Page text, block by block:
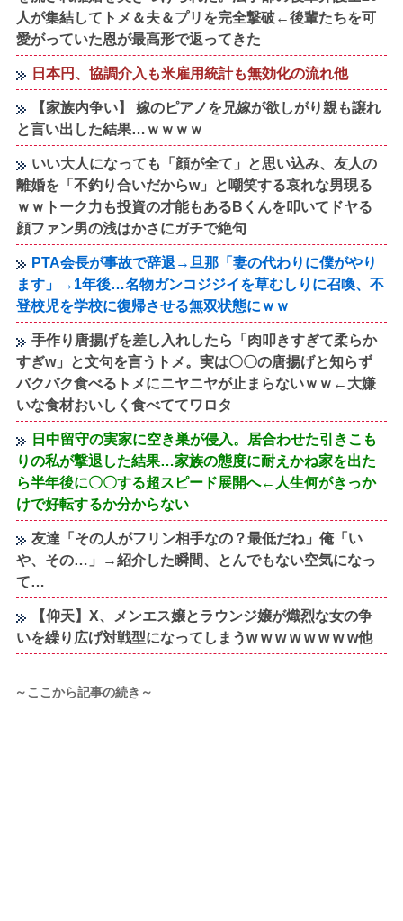
人が集結してトメ＆夫＆プリを完全撃破←後輩たちを可
愛がっていた恩が最高形で返ってきた
日本円、協調介入も米雇用統計も無効化の流れ他
【家族内争い】 嫁のピアノを兄嫁が欲しがり親も譲れ
と言い出した結果…ｗｗｗｗ
いい大人になっても「顔が全て」と思い込み、友人の
離婚を「不釣り合いだからw」と嘲笑する哀れな男現る
ｗｗトーク力も投資の才能もあるBくんを叩いてドヤる
顔ファン男の浅はかさにガチで絶句
PTA会長が事故で辞退→旦那「妻の代わりに僕がやり
ます」→1年後…名物ガンコジジイを草むしりに召喚、不
登校児を学校に復帰させる無双状態にｗｗ
手作り唐揚げを差し入れしたら「肉叩きすぎて柔らか
すぎw」と文句を言うトメ。実は〇〇の唐揚げと知らず
バクバク食べるトメにニヤニヤが止まらないｗｗ←大嫌
いな食材おいしく食べててワロタ
日中留守の実家に空き巣が侵入。居合わせた引きこも
りの私が撃退した結果…家族の態度に耐えかね家を出た
ら半年後に〇〇する超スピード展開へ←人生何がきっか
けで好転するか分からない
友達「その人がフリン相手なの？最低だね」俺「い
や、その…」→紹介した瞬間、とんでもない空気になっ
て…
【仰天】X、メンエス嬢とラウンジ嬢が熾烈な女の争
いを繰り広げ対戦型になってしまうw w w w w w w w他
～ここから記事の続き～